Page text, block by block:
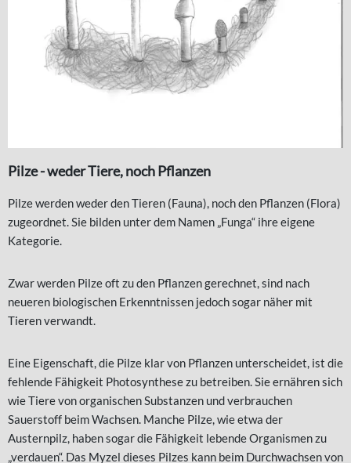
Pilze - weder Tiere, noch Pflanzen
Pilze werden weder den Tieren (Fauna), noch den Pflanzen (Flora)
zugeordnet. Sie bilden unter dem Namen „Funga“ ihre eigene
Kategorie.
Zwar werden Pilze oft zu den Pflanzen gerechnet, sind nach
neueren biologischen Erkenntnissen jedoch sogar näher mit
Tieren verwandt.
Eine Eigenschaft, die Pilze klar von Pflanzen unterscheidet, ist die
fehlende Fähigkeit Photosynthese zu betreiben. Sie ernähren sich
wie Tiere von organischen Substanzen und verbrauchen
Sauerstoff beim Wachsen. Manche Pilze, wie etwa der
Austernpilz, haben sogar die Fähigkeit lebende Organismen zu
„verdauen“. Das Myzel dieses Pilzes kann beim Durchwachsen von